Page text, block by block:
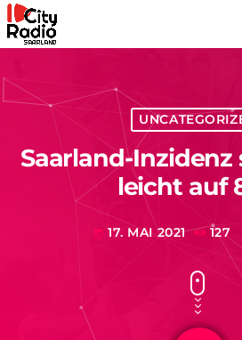
Saarland-
leicht auf
today 17. MAI 2021 127